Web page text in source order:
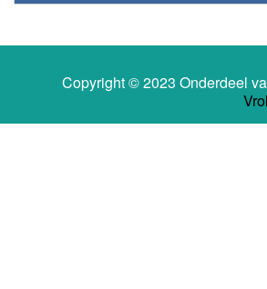
Copyright © 2023 Onderdeel